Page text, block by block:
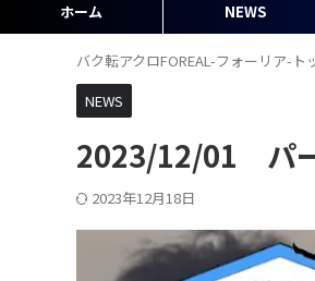
ホーム NEWS
バク転アクロFOREAL-フォーリア-ト
NEWS
2023/12/01 パー
2023年12月18日